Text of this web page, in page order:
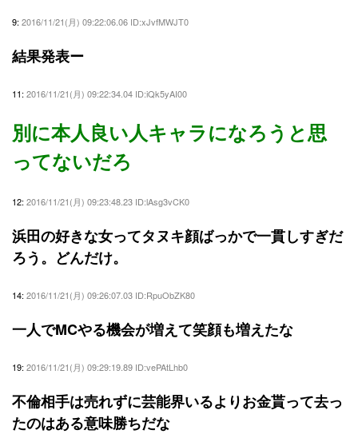
9: 2016/11/21(月) 09:22:06.06 ID:xJvfMWJT0
結果発表ー
11: 2016/11/21(月) 09:22:34.04 ID:iQk5yAI00
別に本人良い人キャラになろうと思
ってないだろ
12: 2016/11/21(月) 09:23:48.23 ID:lAsg3vCK0
浜田の好きな女ってタヌキ顔ばっかで一貫しすぎだ
ろう。どんだけ。
14: 2016/11/21(月) 09:26:07.03 ID:RpuObZK80
一人でMCやる機会が増えて笑顔も増えたな
19: 2016/11/21(月) 09:29:19.89 ID:vePAtLhb0
不倫相手は売れずに芸能界いるよりお金貰って去っ
たのはある意味勝ちだな